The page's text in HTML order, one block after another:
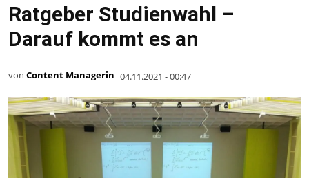
Ratgeber Studienwahl –
Darauf kommt es an
von Content Managerin 04.11.2021 - 00:47